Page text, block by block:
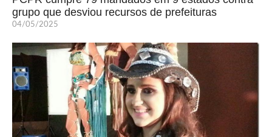
grupo que desviou recursos de prefeituras
04/05/2025